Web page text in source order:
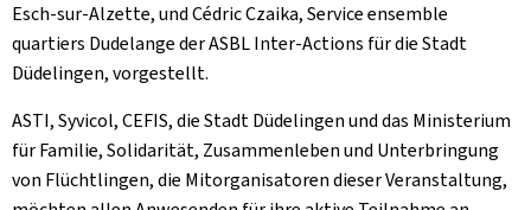
Esch-sur-Alzette, und Cédric Czaika,Service ensemble
quartiers Dudelangeder ASBLInter-Actions für die Stadt
Düdelingen, vorgestellt.
ASTI, Syvicol, CEFIS, die Stadt Düdelingen und das Ministerium
für Familie, Solidarität, Zusammenleben und Unterbringung
von Flüchtlingen, die Mitorganisatoren dieser Veranstaltung,